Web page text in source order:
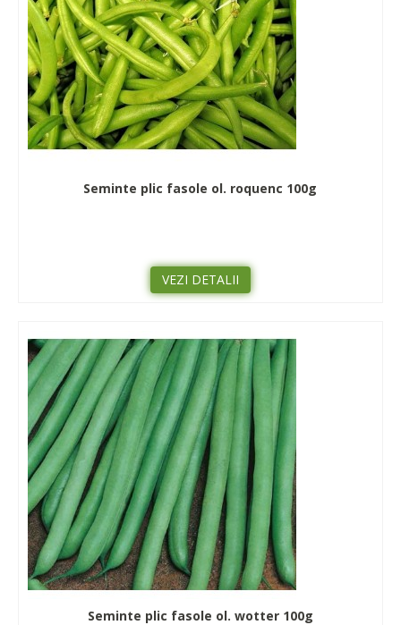
Seminte plic fasole ol. roquenc 100g
VEZI DETALII
Seminte plic fasole ol. wotter 100g